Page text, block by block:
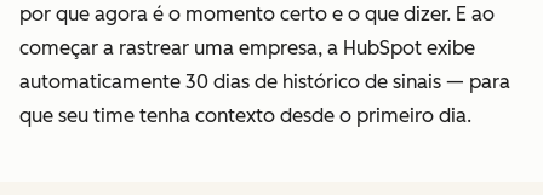
por que agora é o momento certo e o que dizer. E ao
começar a rastrear uma empresa, a HubSpot exibe
automaticamente 30 dias de histórico de sinais — para
que seu time tenha contexto desde o primeiro dia.